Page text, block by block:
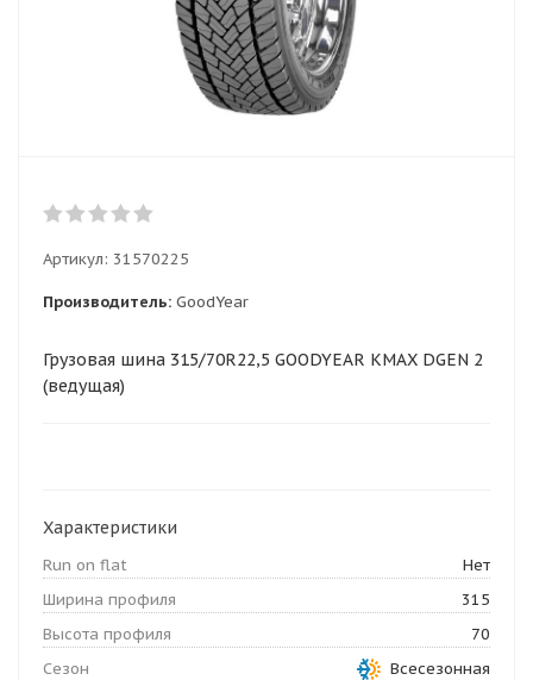
Артикул: 31570225
Производитель: GoodYear
Грузовая шина 315/70R22,5 GOODYEAR KMAX DGEN 2
(ведущая)
Характеристики
Run on flat
Нет
Ширина профиля
315
Высота профиля
70
Сезон
Всесезонная